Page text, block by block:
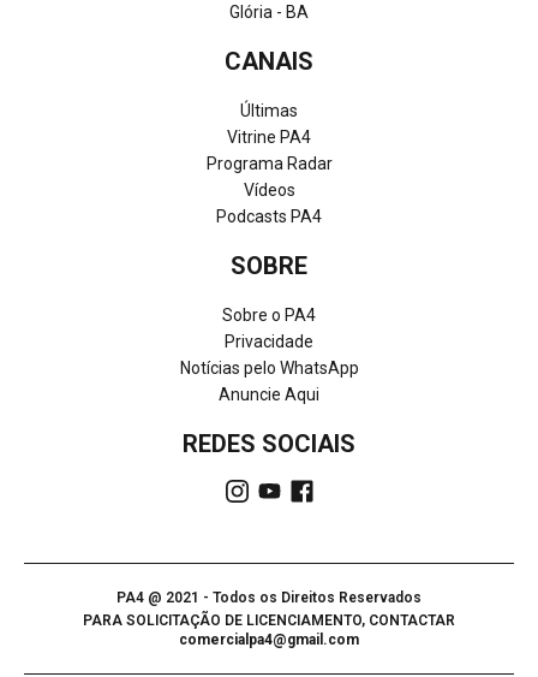
Glória - BA
CANAIS
Últimas
Vitrine PA4
Programa Radar
Vídeos
Podcasts PA4
SOBRE
Sobre o PA4
Privacidade
Notícias pelo WhatsApp
Anuncie Aqui
REDES SOCIAIS
PA4 @ 2021 - Todos os Direitos Reservados
PARA SOLICITAÇÃO DE LICENCIAMENTO, CONTACTAR
comercialpa4@gmail.com